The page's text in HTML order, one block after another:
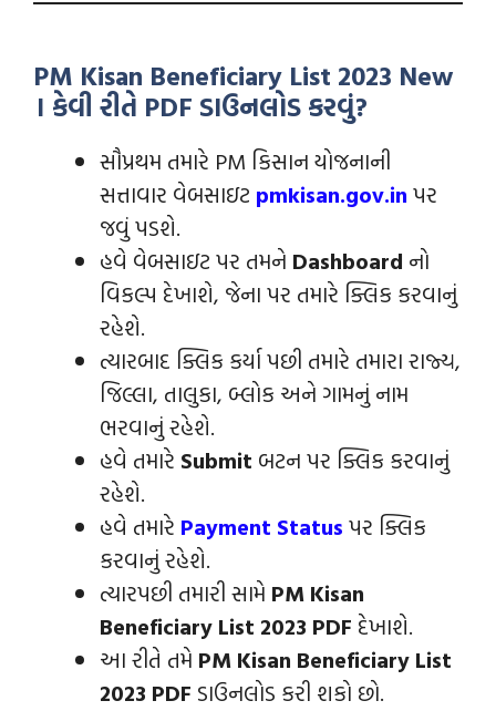
PM Kisan Beneficiary List 2023 New
। કેવી રીતે PDF ડાઉનલોડ કરવું?
સૌપ્રથમ તમારે PM કિસાન યોજનાની
સત્તાવાર વેબસાઇટ pmkisan.gov.in પર
જવું પડશે.
હવે વેબસાઇટ પર તમને Dashboard નો
વિકલ્પ દેખાશે, જેના પર તમારે ક્લિક કરવાનું
રહેશે.
ત્યારબાદ ક્લિક કર્યા પછી તમારે તમારા રાજ્ય,
જિલ્લા, તાલુકા, બ્લોક અને ગામનું નામ
ભરવાનું રહેશે.
હવે તમારે Submit બટન પર ક્લિક કરવાનું
રહેશે.
હવે તમારે Payment Status પર ક્લિક
કરવાનું રહેશે.
ત્યારપછી તમારી સામે PM Kisan
Beneficiary List 2023 PDF દેખાશે.
આ રીતે તમે PM Kisan Beneficiary List
2023 PDF ડાઉનલોડ કરી શકો છો.